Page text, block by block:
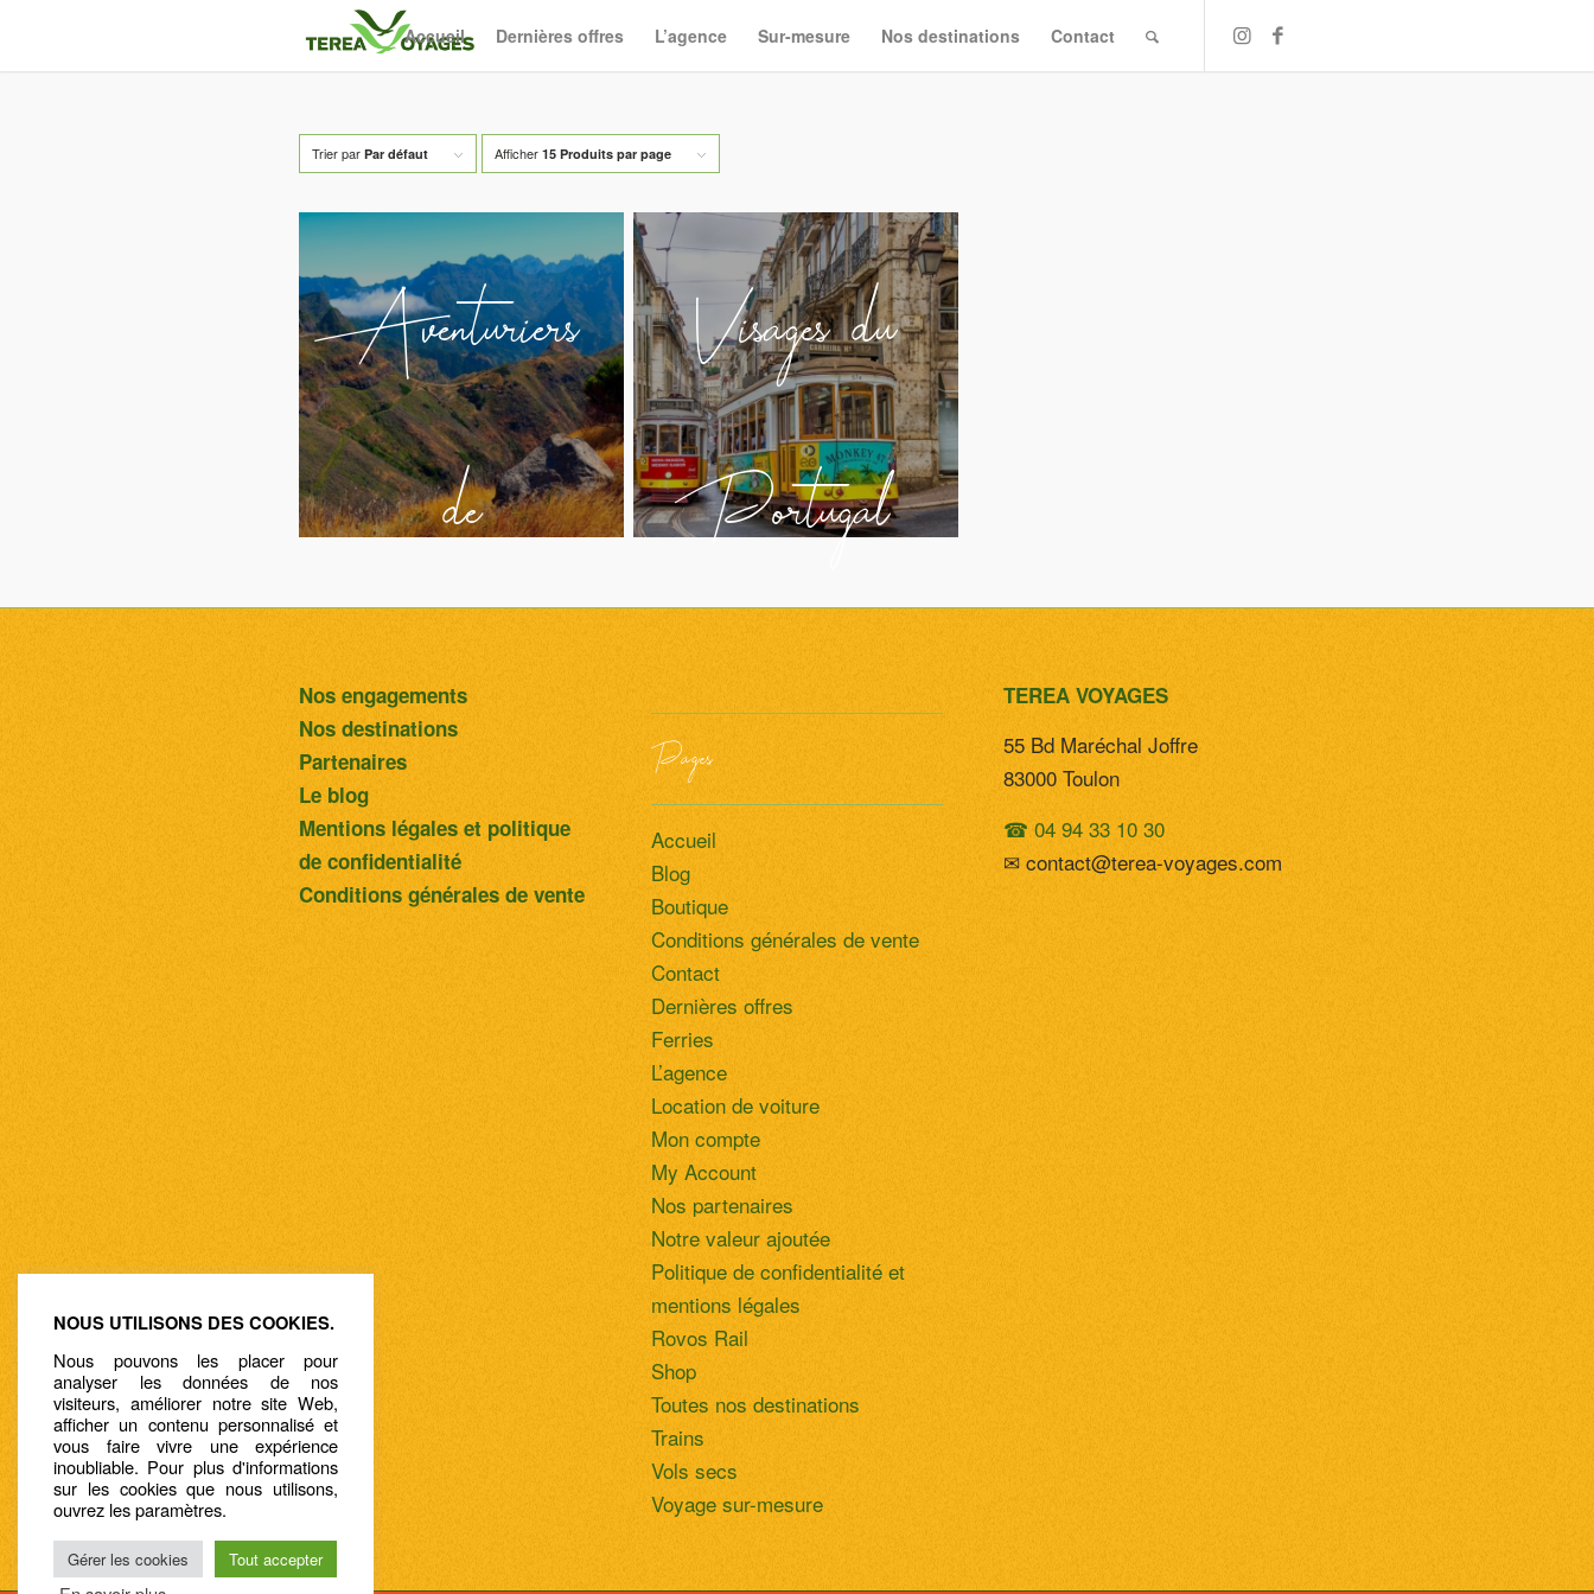
Accueil Dernières offres L’agence Sur-mesure Nos destinations Contact
Trier par Par défaut Afficher 15 Produits par page
Aventuriers
de
Madere/Vila
Galé
Visages du
Portugal
Nos engagements
Nos destinations
Partenaires
Le blog
Mentions légales et politique
de confidentialité
Conditions générales de vente
Pages
Accueil
Blog
Boutique
Conditions générales de vente
Contact
Dernières offres
Ferries
L’agence
Location de voiture
Mon compte
My Account
Nos partenaires
Notre valeur ajoutée
Politique de confidentialité et
mentions légales
Rovos Rail
Shop
Toutes nos destinations
Trains
Vols secs
Voyage sur-mesure
TEREA VOYAGES
55 Bd Maréchal Joffre
83000 Toulon
☎ 04 94 33 10 30
✉ contact@terea-voyages.com
NOUS UTILISONS DES COOKIES.
Nous pouvons les placer pour
analyser les données de nos
visiteurs, améliorer notre site Web,
afficher un contenu personnalisé et
vous faire vivre une expérience
inoubliable. Pour plus d'informations
sur les cookies que nous utilisons,
ouvrez les paramètres.
Gérer les cookies Tout accepter